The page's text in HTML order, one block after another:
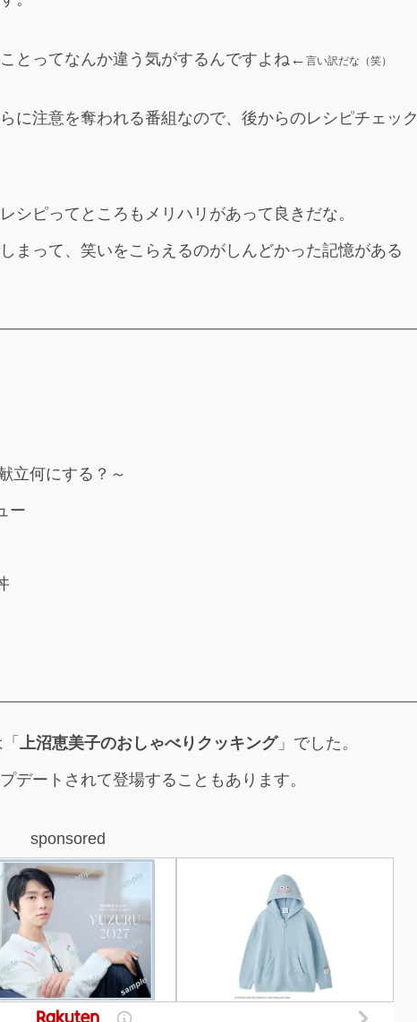
とってなんか違う気がするんですよね← 言い訳だな（笑）
に注意を奪われる番組なので、後からのレシピチェック
シピってところもメリハリがあって良きだな。
まって、笑いをこらえるのがしんどかった記憶がある
立何にする？～
ー
上沼恵美子のおしゃべりクッキング」でした。
デートされて登場することもあります。
sponsored